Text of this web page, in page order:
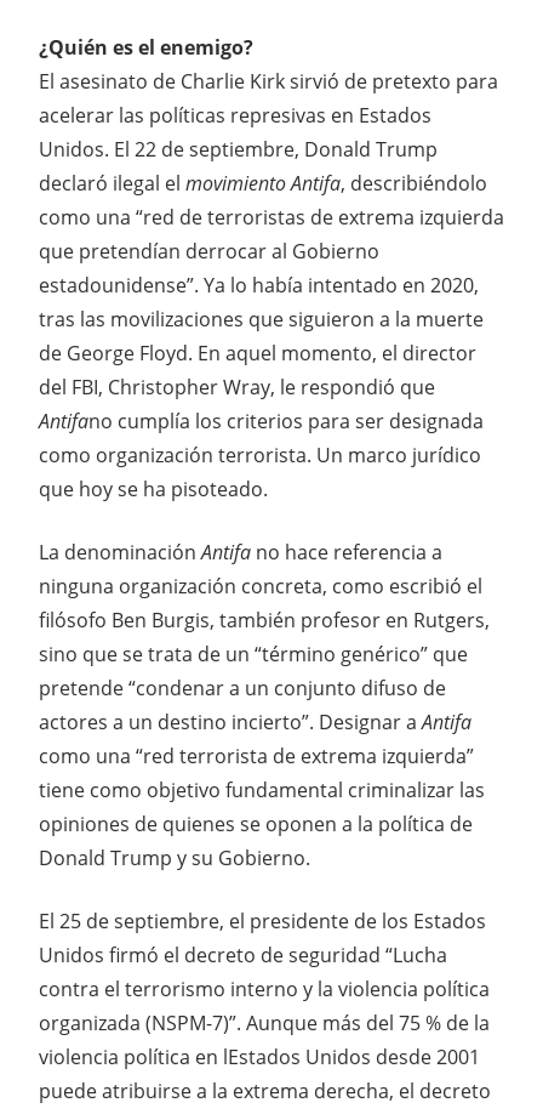
¿Quién es el enemigo?
El asesinato de Charlie Kirk sirvió de pretexto para
acelerar las políticas represivas en Estados
Unidos. El 22 de septiembre, Donald Trump
declaró ilegal el movimiento Antifa, describiéndolo
como una “red de terroristas de extrema izquierda
que pretendían derrocar al Gobierno
estadounidense”. Ya lo había intentado en 2020,
tras las movilizaciones que siguieron a la muerte
de George Floyd. En aquel momento, el director
del FBI, Christopher Wray, le respondió que
Antifano cumplía los criterios para ser designada
como organización terrorista. Un marco jurídico
que hoy se ha pisoteado.
La denominaciónAntifa no hace referencia a
ninguna organización concreta, como escribió el
filósofo Ben Burgis, también profesor en Rutgers,
sino que se trata de un “término genérico” que
pretende “condenar a un conjunto difuso de
actores a un destino incierto”. Designar aAntifa
como una “red terrorista de extrema izquierda”
tiene como objetivo fundamental criminalizar las
opiniones de quienes se oponen a la política de
Donald Trump y su Gobierno.
El 25 de septiembre, el presidente de los Estados
Unidos firmó el decreto de seguridad “Lucha
contra el terrorismo interno y la violencia política
organizada (NSPM-7)”. Aunque más del 75 % de la
violencia política en lEstados Unidos desde 2001
puede atribuirse a la extrema derecha, el decreto